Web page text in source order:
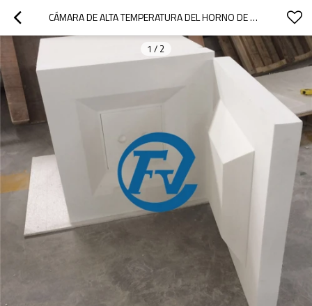
CÁMARA DE ALTA TEMPERATURA DEL HORNO DE MUFLA 1600C, 1700C, 1800C
1 / 2